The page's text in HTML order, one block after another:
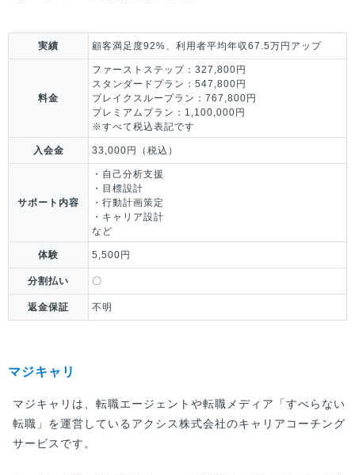
実績 顧客満足度92%、利用者平均年収67.5万円アップ
料金
ファーストステップ：327,800円
スタンダードプラン：547,800円
ブレイクスループラン：767,800円
プレミアムプラン：1,100,000円
※すべて税込表記です
入会金 33,000円（税込）
サポート内容
・自己分析支援
・目標設計
・行動計画策定
・キャリア設計
など
体験 5,500円
分割払い 〇
返金保証 不明
マジキャリ
マジキャリは、転職エージェントや転職メディア「すべらない
転職」を運営しているアクシス株式会社のキャリアコーチング
サービスです。